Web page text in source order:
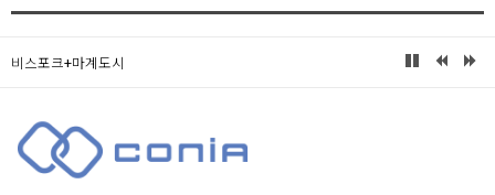
비스포크+마계도시